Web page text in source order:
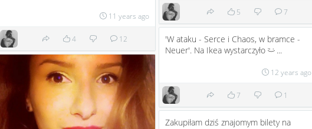
5 7
11 years ago
4 12
'W ataku - Serce i Chaos, w bramce -
Neuer'. Na Ikea wystarczyło ;) ...
12 years ago
7 1
Zakupiłam dziś znajomym bilety na